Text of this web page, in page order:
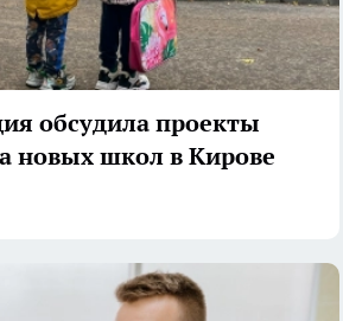
обсудила проекты
новых школ в Кирове